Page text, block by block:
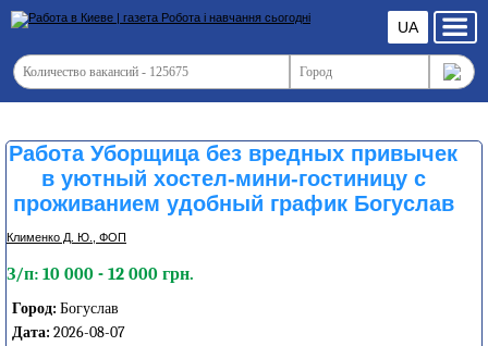
UA
Работа Уборщица без вредных привычек
в уютный хостел-мини-гостиницу с
проживанием удобный график Богуслав
Клименко Д. Ю., ФОП
З/п: 10 000 - 12 000 грн.
Город: Богуслав
Дата: 2026-08-07